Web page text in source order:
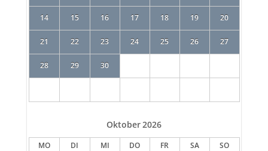
14 15 16 17 18 19 20
21 22 23 24 25 26 27
28 29 30
Oktober2026
MO DI MI DO FR SA
SO